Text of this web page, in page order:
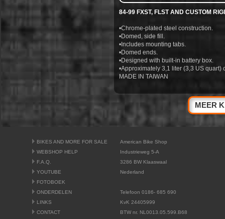
84-99 FXST, FLST AND CUSTOM
•Chrome-plated steel construction.
•Domed, side fill.
•Includes mounting tabs.
•Domed ends.
•Designed with built-in battery box.
•Approximately 3,1 liter (3,3 US quart)
MADE IN TAIWAN
MEER
BIKES AND MORE FOR SALE
WEBSHOP HELP
F.A.Q.
YOUTUBE
FOTOBOEK
ONDERDELEN
LINKS
CONTACT
American Bike Shop
Industrieweg 5-A
3286 BW Klaaswaal
Nederland
Telefoon 0186- 685 690
KvK 24405999
BTW nr. NL0013.05.599.B68